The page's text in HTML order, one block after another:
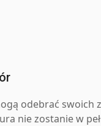
odebrać swoich
nie zostanie w